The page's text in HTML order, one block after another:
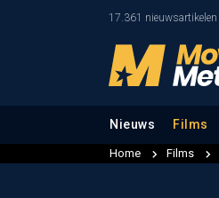
17.361 nieuwsartikelen
Nieuws Films
Home Films